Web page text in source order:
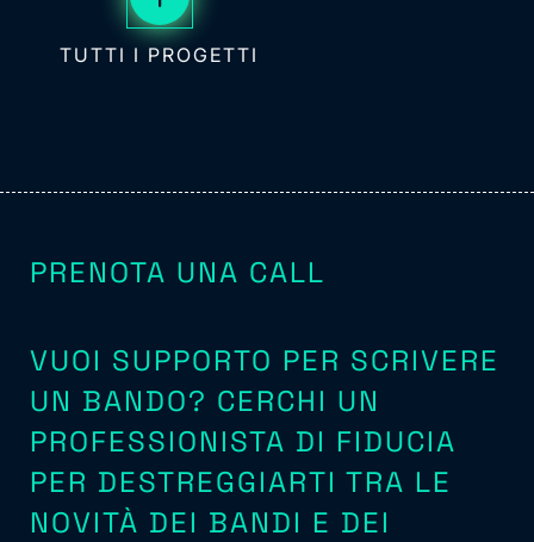
TUTTI I PROGETTI
VUOI SUPPORTO PER SCRIVERE
UN BANDO? CERCHI UN
PROFESSIONISTA DI FIDUCIA
PER DESTREGGIARTI TRA LE
NOVITÀ DEI BANDI E DEI
PRENOTA UNA CALL